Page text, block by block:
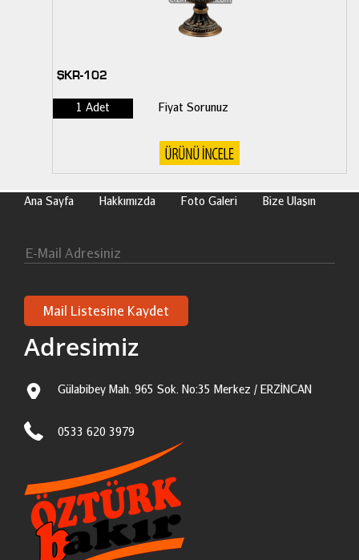
ŞKR-102
1 Adet Fiyat Sorunuz
Ana Sayfa Hakkımızda Foto Galeri Bize Ulaşın
Adresimiz
Gülabibey Mah. 965 Sok. No:35 Merkez / ERZİNCAN
0533 620 3979